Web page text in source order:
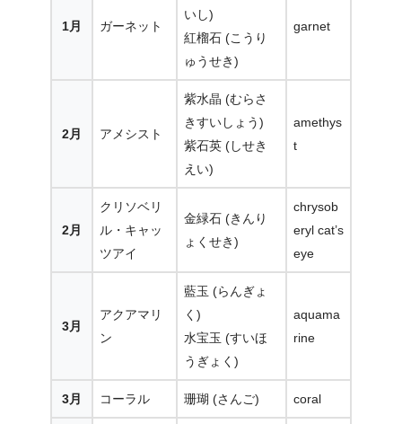
1月 ガーネット
いし)
紅榴石 (こうり
ゅうせき)
garnet
2月 アメシスト
紫水晶 (むらさ
きすいしょう)
紫石英 (しせき
えい)
amethys
t
2月
クリソベリ
ル・キャッ
ツアイ
金緑石 (きんり
ょくせき)
chrysob
eryl cat’s
eye
3月
アクアマリ
ン
藍玉 (らんぎょ
く)
水宝玉 (すいほ
うぎょく)
aquama
rine
3月 コーラル 珊瑚 (さんご) coral